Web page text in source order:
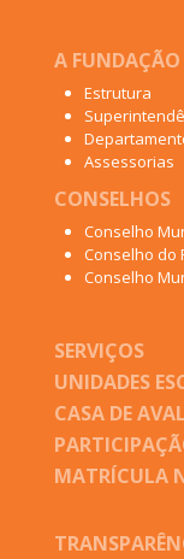
A FUNDAÇÃO
Estrutura
Assessorias
CONSELHOS
Conselho
Conselho do
Conselho
SERVIÇOS
UNIDADES
CASA DE
MATRÍCULA